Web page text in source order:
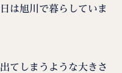
は旭川で暮らしていま
てしまうような大きさ